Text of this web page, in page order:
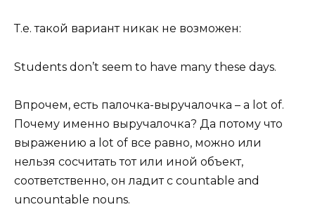
Т.е. такой вариант никак не возможен:
Students don’t seem to have many these days.
Впрочем, есть палочка-выручалочка – a lot of.
Почему именно выручалочка? Да потому что
выражению a lot of все равно, можно или
нельзя сосчитать тот или иной объект,
соответственно, он ладит с countable and
uncountable nouns.